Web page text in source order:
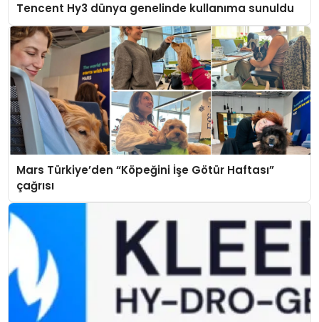
Tencent Hy3 dünya genelinde kullanıma sunuldu
Mars Türkiye’den “Köpeğini İşe Götür Haftası”
çağrısı